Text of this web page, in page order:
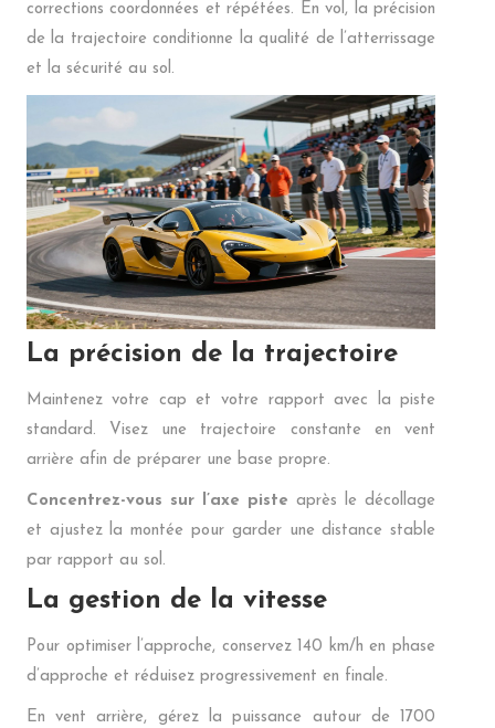
corrections coordonnées et répétées. En vol, la précision
de la trajectoire conditionne la qualité de l’atterrissage
et la sécurité au sol.
La précision de la trajectoire
Maintenez votre cap et votre rapport avec la piste
standard. Visez une trajectoire constante en vent
arrière afin de préparer une base propre.
Concentrez-vous sur l’axe piste après le décollage
et ajustez la montée pour garder une distance stable
par rapport au sol.
La gestion de la vitesse
Pour optimiser l’approche, conservez 140 km/h en phase
d’approche et réduisez progressivement en finale.
En vent arrière, gérez la puissance autour de 1700